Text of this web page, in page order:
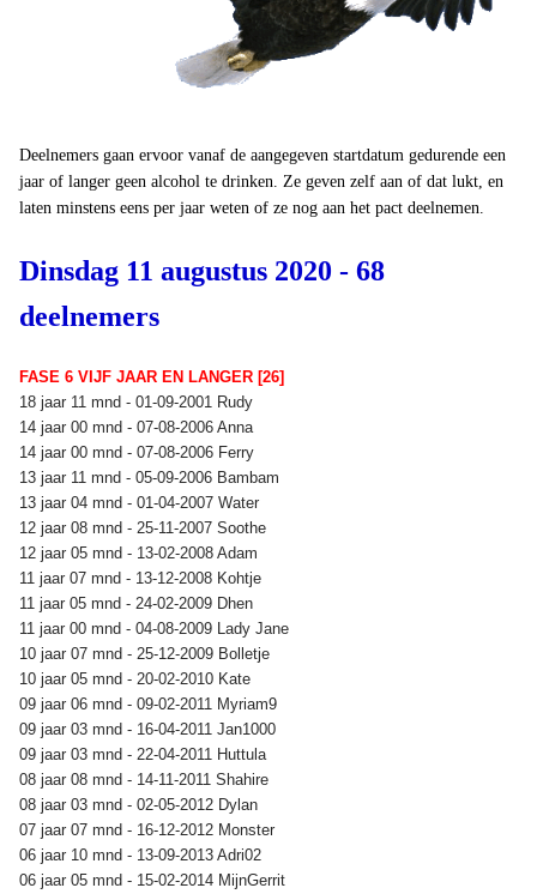
Deelnemers gaan ervoor vanaf de aangegeven startdatum gedurende een
jaar of langer geen alcohol te drinken. Ze geven zelf aan of dat lukt, en
laten minstens eens per jaar weten of ze nog aan het pact deelnemen.
Dinsdag 11 augustus 2020 - 68
deelnemers
FASE 6 VIJF JAAR EN LANGER [26]
18 jaar 11 mnd - 01-09-2001 Rudy
14 jaar 00 mnd - 07-08-2006 Anna
14 jaar 00 mnd - 07-08-2006 Ferry
13 jaar 11 mnd - 05-09-2006 Bambam
13 jaar 04 mnd - 01-04-2007 Water
12 jaar 08 mnd - 25-11-2007 Soothe
12 jaar 05 mnd - 13-02-2008 Adam
11 jaar 07 mnd - 13-12-2008 Kohtje
11 jaar 05 mnd - 24-02-2009 Dhen
11 jaar 00 mnd - 04-08-2009 Lady Jane
10 jaar 07 mnd - 25-12-2009 Bolletje
10 jaar 05 mnd - 20-02-2010 Kate
09 jaar 06 mnd - 09-02-2011 Myriam9
09 jaar 03 mnd - 16-04-2011 Jan1000
09 jaar 03 mnd - 22-04-2011 Huttula
08 jaar 08 mnd - 14-11-2011 Shahire
08 jaar 03 mnd - 02-05-2012 Dylan
07 jaar 07 mnd - 16-12-2012 Monster
06 jaar 10 mnd - 13-09-2013 Adri02
06 jaar 05 mnd - 15-02-2014 MijnGerrit